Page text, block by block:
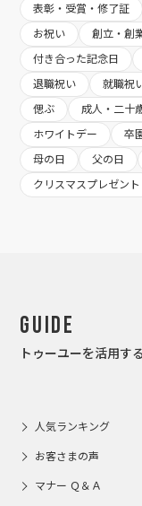
表彰・受賞・修了証
お祝い
創立・創
付き合った記念日
退職祝い
就職祝
偲ぶ
成人・二十
ホワイトデー
卒
母の日
父の日
クリスマスプレゼント
Guide
トゥーユーを活用する
人気ランキング
お客さまの声
マナー Ｑ＆Ａ